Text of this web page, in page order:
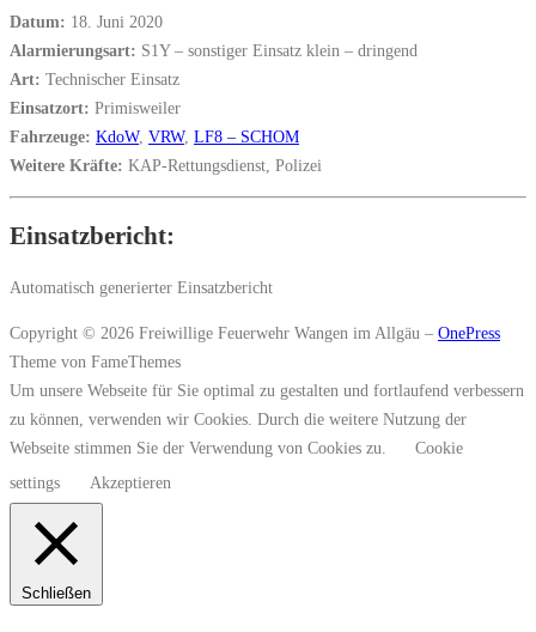
Datum: 18. Juni 2020
Alarmierungsart: S1Y – sonstiger Einsatz klein – dringend
Art: Technischer Einsatz
Einsatzort: Primisweiler
Fahrzeuge: KdoW, VRW, LF8 – SCHOM
Weitere Kräfte: KAP-Rettungsdienst, Polizei
Einsatzbericht:
Automatisch generierter Einsatzbericht
Copyright © 2026 Freiwillige Feuerwehr Wangen im Allgäu – OnePress
Theme von FameThemes
Um unsere Webseite für Sie optimal zu gestalten und fortlaufend verbessern
zu können, verwenden wir Cookies. Durch die weitere Nutzung der
Webseite stimmen Sie der Verwendung von Cookies zu.
Cookie
settings
Akzeptieren
Schließen